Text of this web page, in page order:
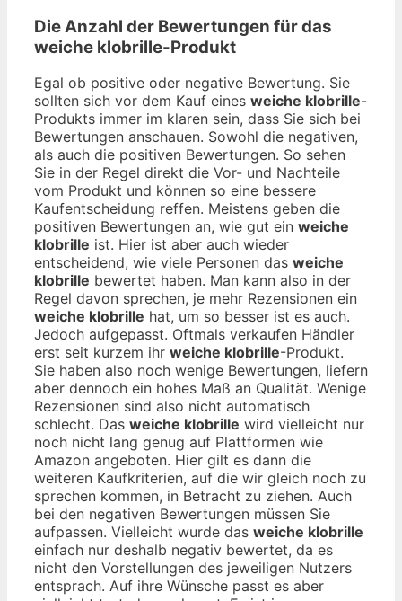
Die Anzahl der Bewertungen für das
weiche klobrille-Produkt
Egal ob positive oder negative Bewertung. Sie
sollten sich vor dem Kauf eines weiche klobrille-
Produkts immer im klaren sein, dass Sie sich bei
Bewertungen anschauen. Sowohl die negativen,
als auch die positiven Bewertungen. So sehen
Sie in der Regel direkt die Vor- und Nachteile
vom Produkt und können so eine bessere
Kaufentscheidung reffen. Meistens geben die
positiven Bewertungen an, wie gut ein weiche
klobrille ist. Hier ist aber auch wieder
entscheidend, wie viele Personen das weiche
klobrille bewertet haben. Man kann also in der
Regel davon sprechen, je mehr Rezensionen ein
weiche klobrille hat, um so besser ist es auch.
Jedoch aufgepasst. Oftmals verkaufen Händler
erst seit kurzem ihr weiche klobrille-Produkt.
Sie haben also noch wenige Bewertungen, liefern
aber dennoch ein hohes Maß an Qualität. Wenige
Rezensionen sind also nicht automatisch
schlecht. Das weiche klobrille wird vielleicht nur
noch nicht lang genug auf Plattformen wie
Amazon angeboten. Hier gilt es dann die
weiteren Kaufkriterien, auf die wir gleich noch zu
sprechen kommen, in Betracht zu ziehen. Auch
bei den negativen Bewertungen müssen Sie
aufpassen. Vielleicht wurde das weiche klobrille
einfach nur deshalb negativ bewertet, da es
nicht den Vorstellungen des jeweiligen Nutzers
entsprach. Auf ihre Wünsche passt es aber